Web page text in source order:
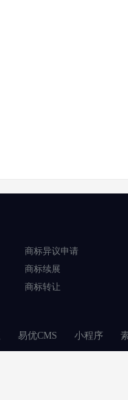
商标异议申请
商标续展
商标转让
易优CMS 小程序